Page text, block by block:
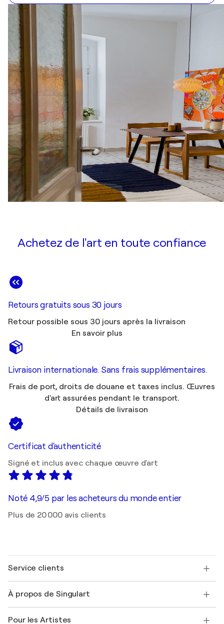
Achetez de l'art en toute confiance
Retours gratuits sous 30 jours
Retour possible sous 30 jours après la livraison
En savoir plus
Livraison internationale. Sans frais supplémentaires.
Frais de port, droits de douane et taxes inclus. Œuvres
d'art assurées pendant le transport.
Détails de livraison
Certificat d'authenticité
Signé et inclus avec chaque œuvre d'art
Noté 4,9/5 par les acheteurs du monde entier
Plus de 20 000 avis clients
Service clients
Expédition
À propos de Singulart
FAQ
Pour les Artistes